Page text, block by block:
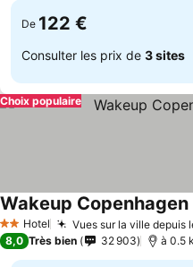
De 122 €
Consulter les prix de 3 sites
Choix populaire
2 Étoiles
Hotel Vues sur la ville depuis
Wakeup
8,0 Très bien 32 903 à 0.5